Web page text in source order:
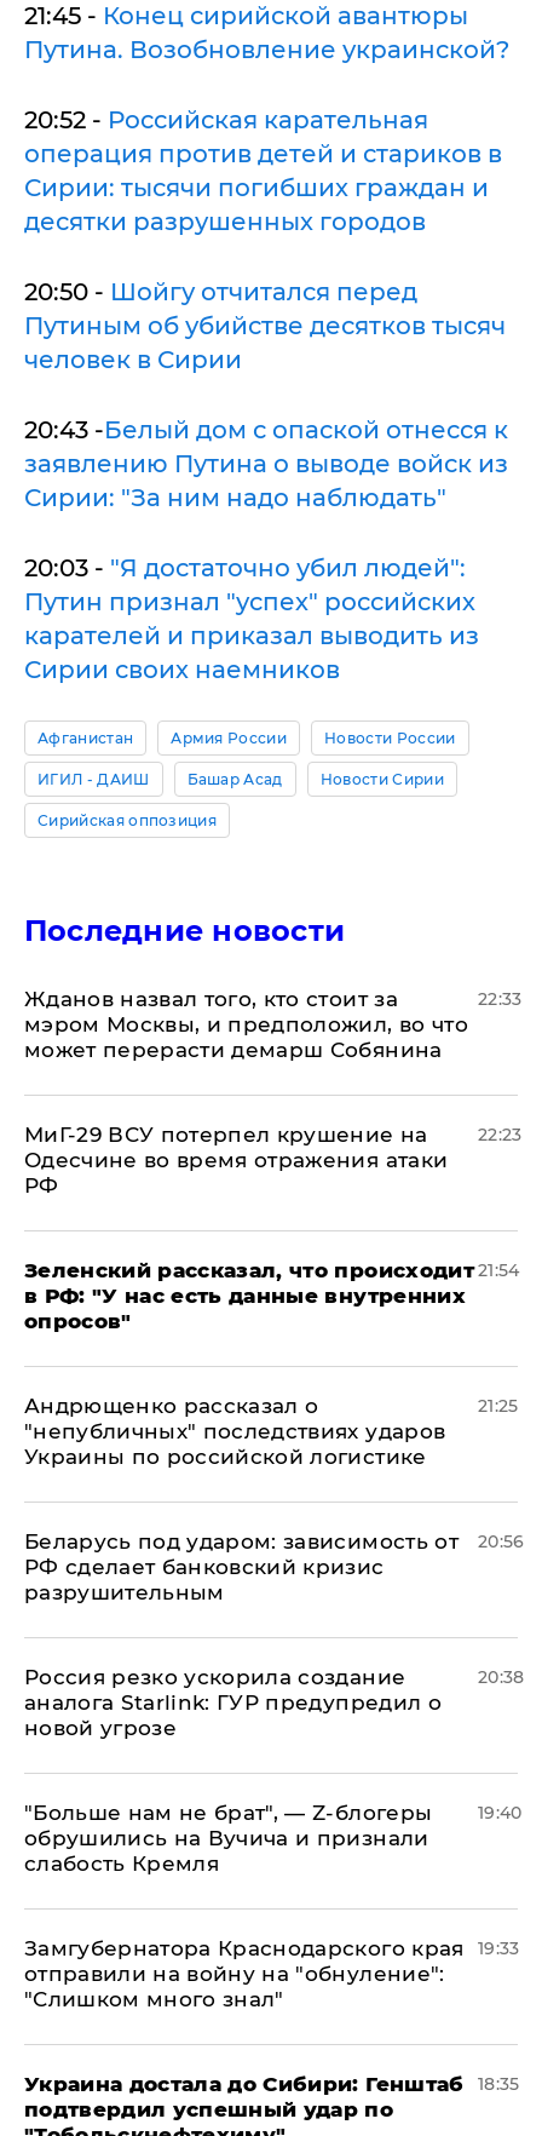
21:45 - Конец сирийской авантюры
Путина. Возобновление украинской?
20:52 - Российская карательная
операция против детей и стариков в
Сирии: тысячи погибших граждан и
десятки разрушенных городов
20:50 - Шойгу отчитался перед
Путиным об убийстве десятков тысяч
человек в Сирии
20:43 -Белый дом с опаской отнесся к
заявлению Путина о выводе войск из
Сирии: "За ним надо наблюдать"
20:03 - "Я достаточно убил людей":
Путин признал "успех" российских
карателей и приказал выводить из
Сирии своих наемников
Афганистан Армия России Новости России
ИГИЛ - ДАИШ Башар Асад Новости Сирии
Сирийская оппозиция
Последние новости
Жданов назвал того, кто стоит за
мэром Москвы, и предположил, во что
может перерасти демарш Собянина
22:33
МиГ-29 ВСУ потерпел крушение на
Одесчине во время отражения атаки
РФ
22:23
​Зеленский рассказал, что происходит
в РФ: "У нас есть данные внутренних
опросов"
21:54
Андрющенко рассказал о
"непубличных" последствиях ударов
Украины по российской логистике
21:25
Беларусь под ударом: зависимость от
РФ сделает банковский кризис
разрушительным
20:56
​Россия резко ускорила создание
аналога Starlink: ГУР предупредил о
новой угрозе
20:38
​"Больше нам не брат", — Z-блогеры
обрушились на Вучича и признали
слабость Кремля
19:40
Замгубернатора Краснодарского края
отправили на войну на "обнуление":
"Слишком много знал"
19:33
Украина достала до Сибири: Генштаб
подтвердил успешный удар по
18:35